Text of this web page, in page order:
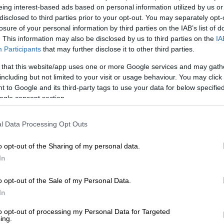
interest-based ads based on personal information utilized by us
to third parties prior to your opt-out. You may separately
of your personal information by third parties on the IAB’s list of
This information may also be disclosed by us to third parties on the
Participants that may further disclose it to other third parties.
that this website/app uses one or more Google services and may
but not limited to your visit or usage behaviour. You may
to Google and its third-party tags to use your data for below
consent section.
Data Processing Opt Outs
opt-out of the Sharing of my personal data.
opt-out of the Sale of my Personal Data.
opt-out of processing my Personal Data for Targeted
το ΕΘΝΟΣ στη Google
Κέβιν Ντουράντ , οιΗΠΑκέρδισαν
ημιτελικά τωνΟλυμπιακών Αγώνων. Ο
Αμερικανών. Μετά από ένα μεγάλο
και πήρε το εισιτήριο για
την Αυστραλία.
10/17 σουτ) έκανε την διαφορά στο
στον πάγκο (διψήφιοι οι Χόλιντει,
τα περίμεναν όλα από τον
20 σουτ) και δεν είχαν διάρκεια. Το
δεν μπόρεσαν να ακολουθήσουν